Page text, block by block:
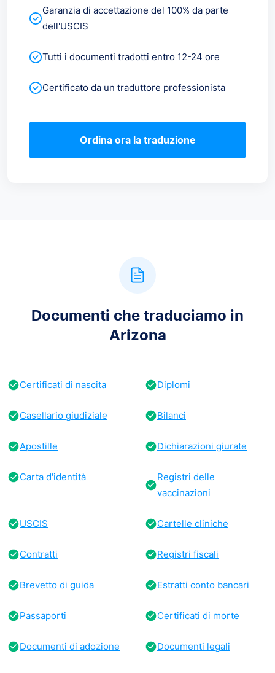
Garanzia di accettazione del 100% da parte
dell'USCIS
Tutti i documenti tradotti entro 12-24 ore
Certificato da un traduttore professionista
Ordina ora la traduzione
Documenti che traduciamo in
Arizona
Certificati di nascita Diplomi
Casellario giudiziale Bilanci
Apostille Dichiarazioni giurate
Carta d'identità
Registri delle
vaccinazioni
USCIS Cartelle cliniche
Contratti Registri fiscali
Brevetto di guida Estratti conto bancari
Passaporti Certificati di morte
Documenti di adozione Documenti legali